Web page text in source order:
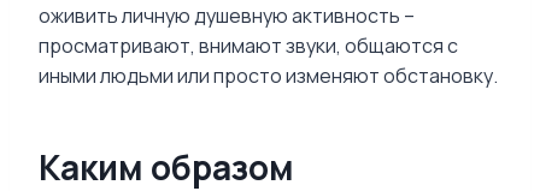
оживить личную душевную активность –
просматривают, внимают звуки, общаются с
иными людьми или просто изменяют обстановку.
Каким образом